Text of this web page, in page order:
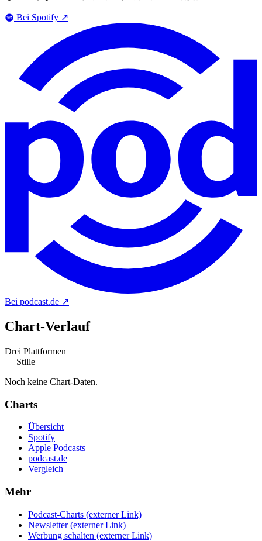
Bei Spotify ↗
Bei podcast.de ↗
Chart-Verlauf
Drei Plattformen
— Stille —
Noch keine Chart-Daten.
Charts
Übersicht
Spotify
Apple Podcasts
podcast.de
Vergleich
Mehr
Podcast-Charts (externer Link)
Newsletter (externer Link)
Werbung schalten (externer Link)